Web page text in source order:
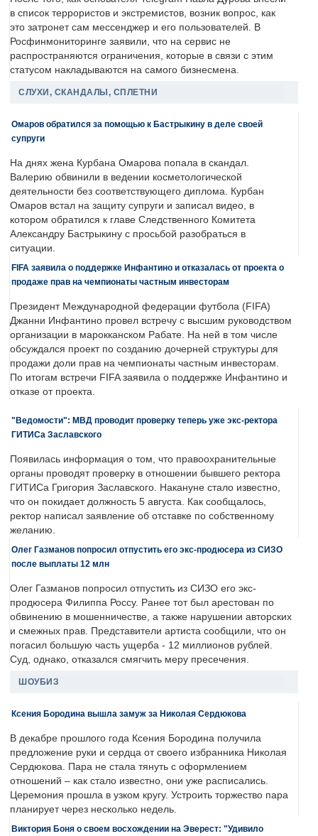
в список террористов и экстремистов, возник вопрос, как
это затронет сам мессенджер и его пользователей. В
Росфинмониторинге заявили, что на сервис не
распространяются ограничения, которые в связи с этим
статусом накладываются на самого бизнесмена.
СЛУХИ, СКАНДАЛЫ, СПЛЕТНИ
Омаров обратился за помощью к Бастрыкину в деле своей
супруги
На днях жена Курбана Омарова попала в скандал.
Валерию обвинили в ведении косметологической
деятельности без соответствующего диплома. Курбан
Омаров встал на защиту супруги и записал видео, в
котором обратился к главе Следственного Комитета
Александру Бастрыкину с просьбой разобраться в
ситуации.
FIFA заявила о поддержке Инфантино и отказалась от проекта о
продаже прав на чемпионаты частным инвесторам
Президент Международной федерации футбола (FIFA)
Джанни Инфантино провел встречу с высшим руководством
организации в марокканском Рабате. На ней в том числе
обсуждался проект по созданию дочерней структуры для
продажи доли прав на чемпионаты частным инвесторам.
По итогам встречи FIFA заявила о поддержке Инфантино и
отказе от проекта.
"Ведомости": МВД проводит проверку теперь уже экс-ректора
ГИТИСа Заславского
Появилась информация о том, что правоохранительные
органы проводят проверку в отношении бывшего ректора
ГИТИСа Григория Заславского. Накануне стало известно,
что он покидает должность 5 августа. Как сообщалось,
ректор написал заявление об отставке по собственному
желанию.
Олег Газманов попросил отпустить его экс-продюсера из СИЗО
после выплаты 12 млн
Олег Газманов попросил отпустить из СИЗО его экс-
продюсера Филиппа Россу. Ранее тот был арестован по
обвинению в мошенничестве, а также нарушении авторских
и смежных прав. Представители артиста сообщили, что он
погасил большую часть ущерба - 12 миллионов рублей.
Суд, однако, отказался смягчить меру пресечения.
ШОУБИЗ
Ксения Бородина вышла замуж за Николая Сердюкова
В декабре прошлого года Ксения Бородина получила
предложение руки и сердца от своего избранника Николая
Сердюкова. Пара не стала тянуть с оформлением
отношений – как стало известно, они уже расписались.
Церемония прошла в узком кругу. Устроить торжество пара
планирует через несколько недель.
Виктория Боня о своем восхождении на Эверест: "Удивило